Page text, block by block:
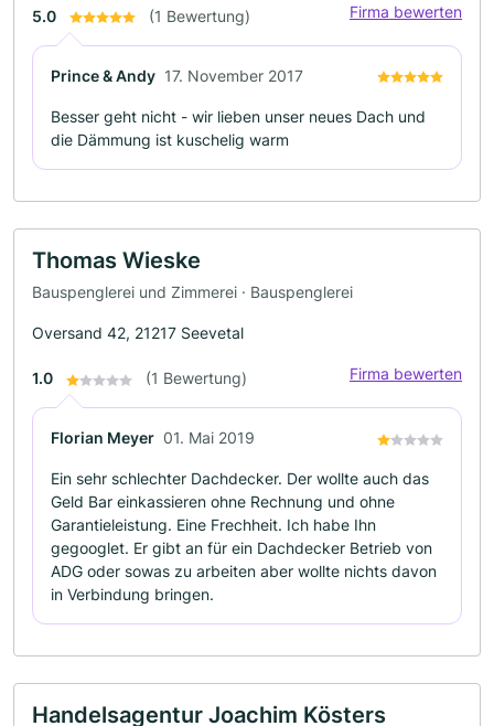
5.0 (1 Bewertung) Firma bewerten
Prince & Andy 17. November 2017
Besser geht nicht - wir lieben unser neues Dach und
die Dämmung ist kuschelig warm
Thomas Wieske
Bauspenglerei und Zimmerei · Bauspenglerei
Oversand 42, 21217 Seevetal
1.0 (1 Bewertung) Firma bewerten
Florian Meyer 01. Mai 2019
Ein sehr schlechter Dachdecker. Der wollte auch das
Geld Bar einkassieren ohne Rechnung und ohne
Garantieleistung. Eine Frechheit. Ich habe Ihn
gegooglet. Er gibt an für ein Dachdecker Betrieb von
ADG oder sowas zu arbeiten aber wollte nichts davon
in Verbindung bringen.
Handelsagentur Joachim Kösters